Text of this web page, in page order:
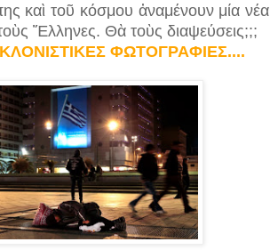
καὶ τοῦ κόσμου ἀναμένουν μία νέα
Ἕλληνες. Θὰ τοὺς διαψεύσεις;;;
ΦΩΤΟΓΡΑΦΙΕΣ....